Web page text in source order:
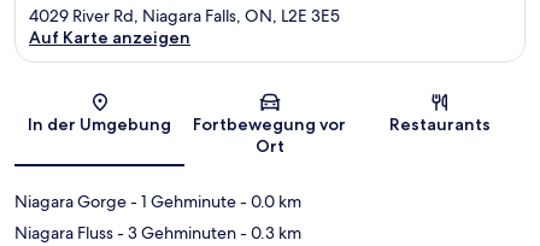
Karte
4029 River Rd, Niagara Falls, ON, L2E 3E5
Auf Karte anzeigen
In der Umgebung
Fortbewegung vor
Ort
Restaurants
Niagara Gorge- 1 Gehminute- 0.0 km
Niagara Fluss- 3 Gehminuten- 0.3 km